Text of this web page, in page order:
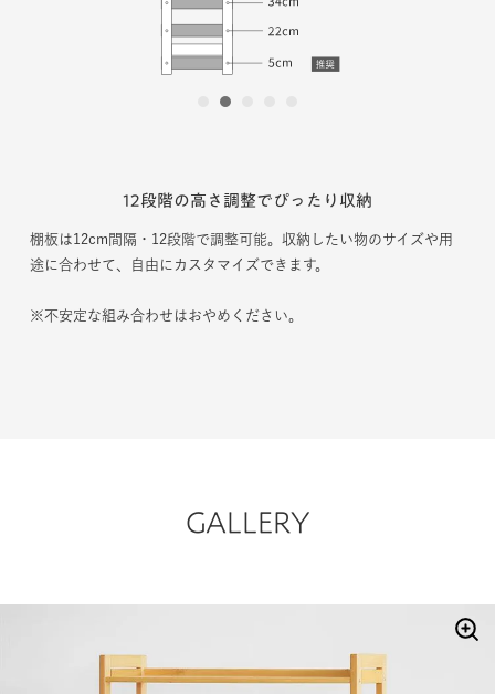
12段階の高さ調整でぴったり収納
棚板は12cm間隔・12段階で調整可能。収納したい物のサイズや用
途に合わせて、自由にカスタマイズできます。
※不安定な組み合わせはおやめください。
2
GALLERY